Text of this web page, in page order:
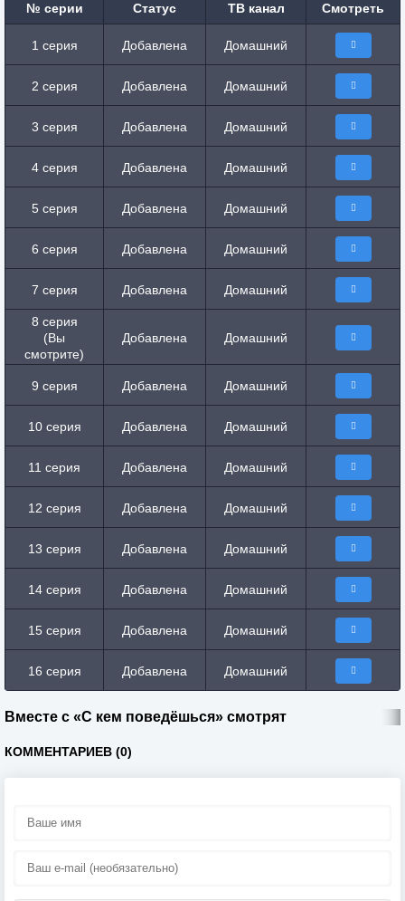
№ серии Статус ТВ канал Смотреть
1 серия Добавлена Домашний
2 серия Добавлена Домашний
3 серия Добавлена Домашний
4 серия Добавлена Домашний
5 серия Добавлена Домашний
6 серия Добавлена Домашний
7 серия Добавлена Домашний
8 серия
(Вы
смотрите)
Добавлена Домашний
9 серия Добавлена Домашний
10 серия Добавлена Домашний
11 серия Добавлена Домашний
12 серия Добавлена Домашний
13 серия Добавлена Домашний
14 серия Добавлена Домашний
15 серия Добавлена Домашний
16 серия Добавлена Домашний
Вместе с «С кем поведёшься» смотрят
КОММЕНТАРИЕВ (0)